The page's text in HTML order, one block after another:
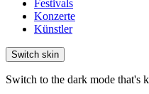
Festivals
Konzerte
Künstler
Switch skin
Switch to the dark mode that's